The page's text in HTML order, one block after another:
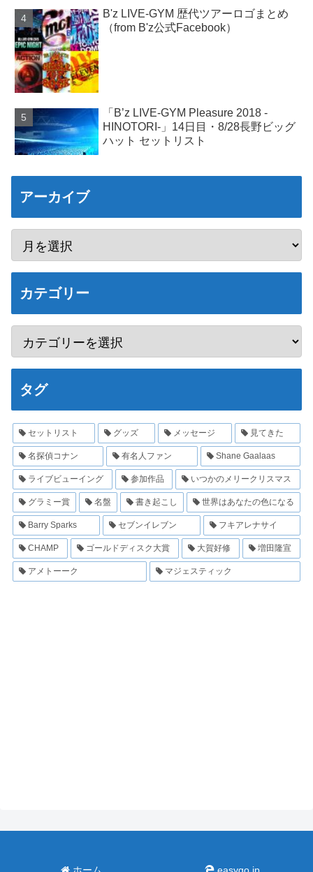
B'z LIVE-GYM 歴代ツアーロゴまとめ
（from B'z公式Facebook）
「B’z LIVE-GYM Pleasure 2018 -
HINOTORI-」14日目・8/28長野ビッグ
ハット セットリスト
アーカイブ
カテゴリー
タグ
セットリスト グッズ メッセージ 見てきた
名探偵コナン 有名人ファン Shane Gaalaas
ライブビューイング 参加作品 いつかのメリークリスマス
グラミー賞 名盤 書き起こし 世界はあなたの色になる
Barry Sparks セブンイレブン フキアレナサイ
CHAMP ゴールドディスク大賞 大賀好修 増田隆宣
アメトーーク マジェスティック